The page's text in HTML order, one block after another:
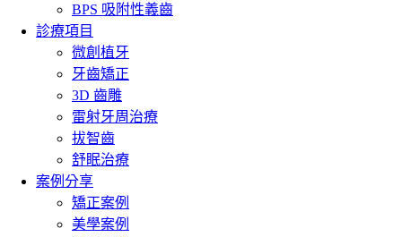
BPS 吸附性義齒
診療項目
微創植牙
牙齒矯正
3D 齒雕
雷射牙周治療
拔智齒
舒眠治療
案例分享
矯正案例
美學案例